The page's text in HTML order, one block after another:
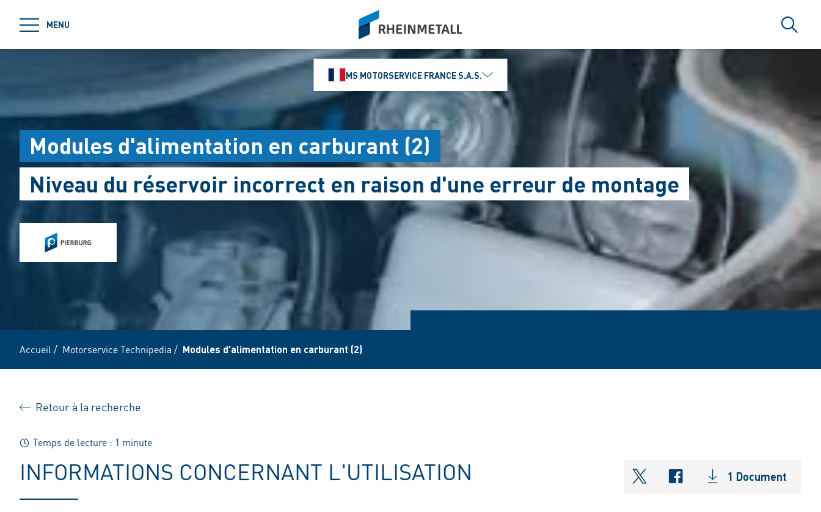
MENU
siteLogo
MS MOTORSERVICE FRANCE S.A.S.
Modules d'alimentation en carburant (2)
Niveau du réservoir incorrect en raison d'une erreur de montage
Accueil / Motorservice Technipedia / Modules d'alimentation en carburant (2)
Retour à la recherche
Temps de lecture : 1 minute
INFORMATIONS CONCERNANT L'UTILISATION shareOntwitter
shareOnfacebook
1 Document